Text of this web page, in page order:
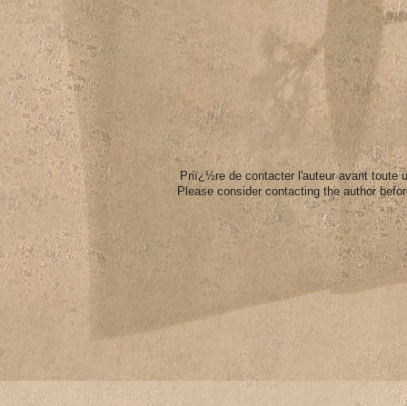
Priï¿½re de contacter l'auteur avant toute
Please consider contacting the author